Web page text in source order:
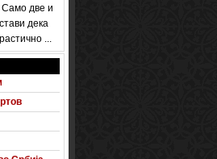
Само две и
дека
...
Србија